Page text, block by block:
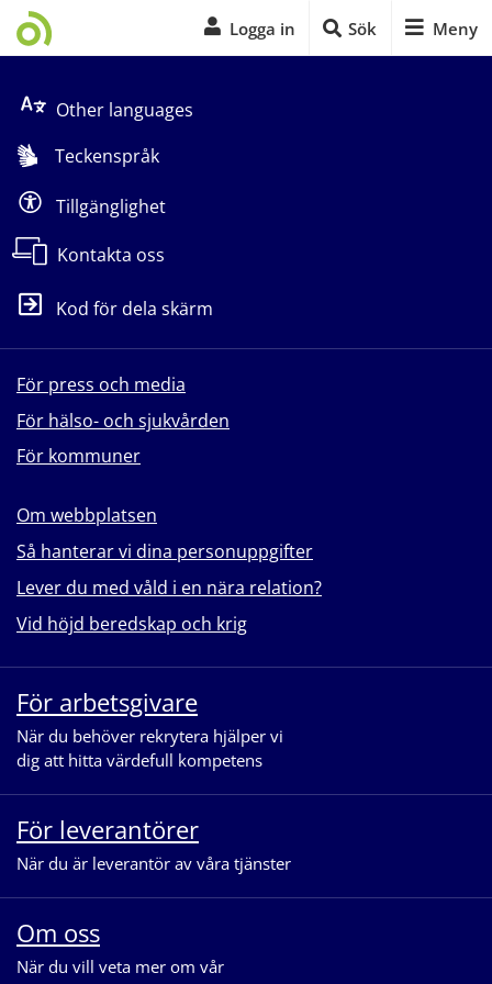
Logga in Sök Meny
Other languages
Teckenspråk
Tillgänglighet
Kontakta oss
Kod för dela skärm
För press och media
För hälso- och sjukvården
För kommuner
Om webbplatsen
Så hanterar vi dina personuppgifter
Lever du med våld i en nära relation?
Vid höjd beredskap och krig
För arbetsgivare
När du behöver rekrytera hjälper vi
dig att hitta värdefull kompetens
För leverantörer
När du är leverantör av våra tjänster
Om oss
När du vill veta mer om vår